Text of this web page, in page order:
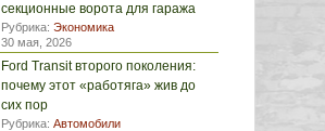
секционные ворота для гаража
Рубрика: Экономика
30 мая, 2026
Ford Transit второго поколения:
почему этот «работяга» жив до
сих пор
Рубрика: Автомобили